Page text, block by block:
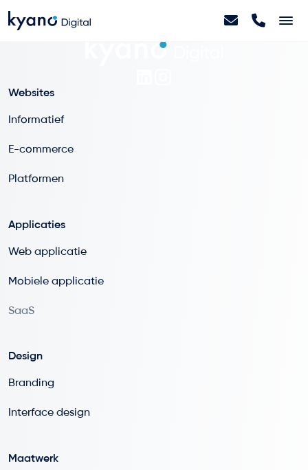
Diensten
Over ons
Websites
Informatief
E-commerce
Platformen
Applicaties
Web applicatie
Mobiele applicatie
SaaS
Design
Branding
Interface design
Maatwerk